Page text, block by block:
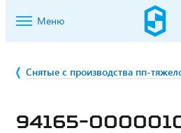
Меню
Снятые с производства пп-
94165-